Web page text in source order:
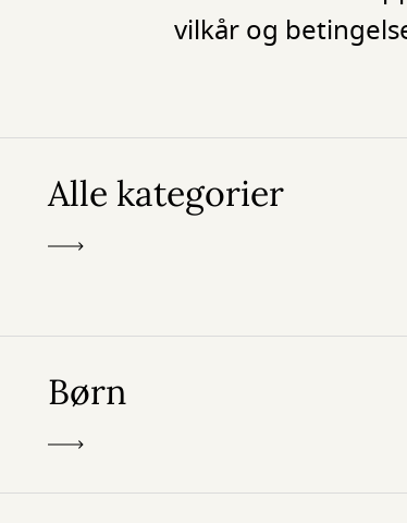
vilkår og
Alle kategorier
Børn